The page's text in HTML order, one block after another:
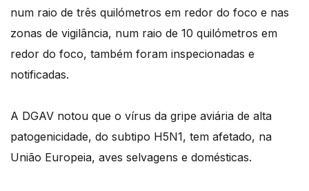
num raio de três quilómetros em redor do foco e nas
zonas de vigilância, num raio de 10 quilómetros em
redor do foco, também foram inspecionadas e
notificadas.
A DGAV notou que o vírus da gripe aviária de alta
patogenicidade, do subtipo H5N1, tem afetado, na
União Europeia, aves selvagens e domésticas.